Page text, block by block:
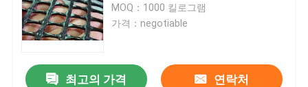
회사 소개
공장 여행
MOQ：1000 킬로그램
가격：negotiable
최고의 가격 연락처